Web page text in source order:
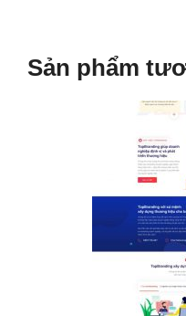
Sản phẩm